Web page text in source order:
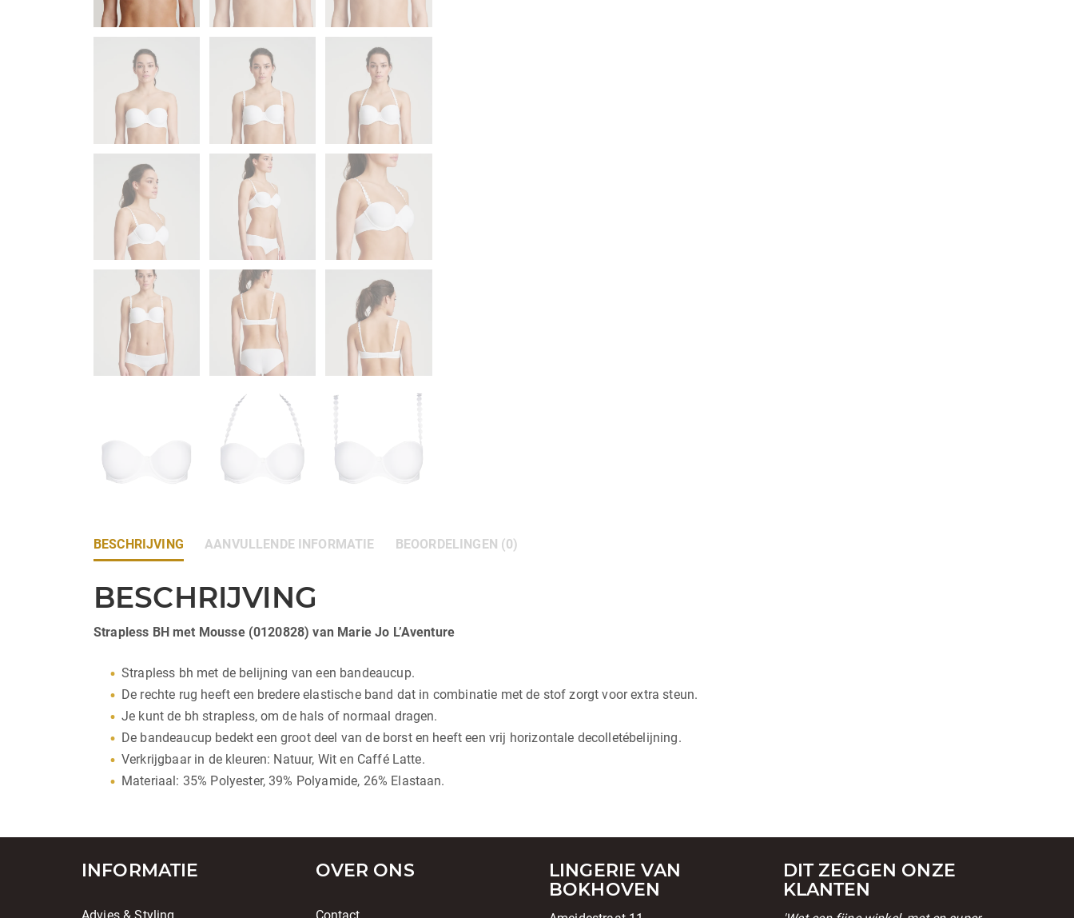
BESCHRIJVING AANVULLENDE INFORMATIE BEOORDELINGEN (0)
BESCHRIJVING
Strapless BH met Mousse (0120828) van Marie Jo L’Aventure
Strapless bh met de belijning van een bandeaucup.
De rechte rug heeft een bredere elastische band dat in combinatie met de stof zorgt voor extra steun.
Je kunt de bh strapless, om de hals of normaal dragen.
De bandeaucup bedekt een groot deel van de borst en heeft een vrij horizontale decolletébelijning.
Verkrijgbaar in de kleuren: Natuur, Wit en Caffé Latte.
Materiaal: 35% Polyester, 39% Polyamide, 26% Elastaan.
INFORMATIE OVER ONS
LINGERIE VAN
BOKHOVEN
DIT ZEGGEN ONZE
KLANTEN